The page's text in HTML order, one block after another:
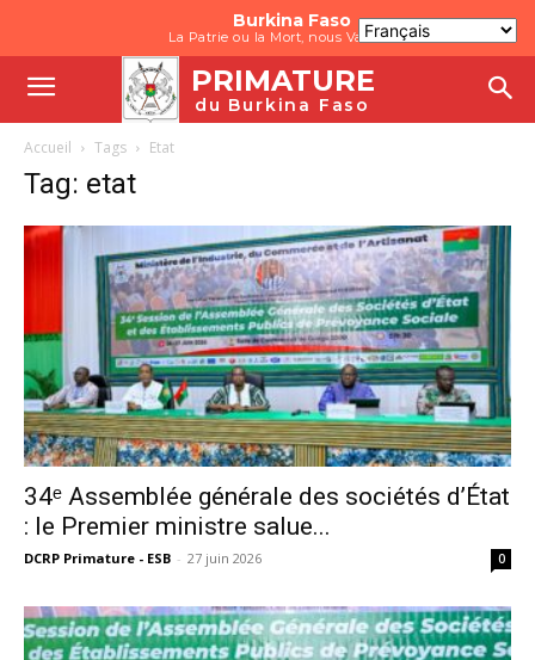
Burkina Faso
La Patrie ou la Mort, nous Vaincrons
PRIMATURE
du Burkina Faso
Accueil Tags Etat
Tag: etat
34ᵉ Assemblée générale des sociétés d’État
: le Premier ministre salue...
DCRP Primature - ESB - 27 juin 2026 0